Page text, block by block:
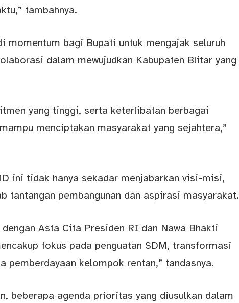
tambahnya.
momentum bagi Bupati untuk mengajak seluruh
dalam mewujudkan Kabupaten Blitar yang
yang tinggi, serta keterlibatan berbagai
menciptakan masyarakat yang sejahtera,”
ini tidak hanya sekadar menjabarkan visi-misi,
tantangan pembangunan dan aspirasi masyarakat.
Asta Cita Presiden RI dan Nawa Bhakti
fokus pada penguatan SDM, transformasi
pemberdayaan kelompok rentan,” tandasnya.
beberapa agenda prioritas yang diusulkan dalam